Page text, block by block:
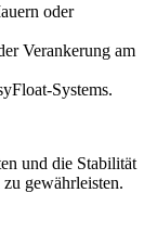
oder
Verankerung am
Systems.
und die Stabilität
gewährleisten.